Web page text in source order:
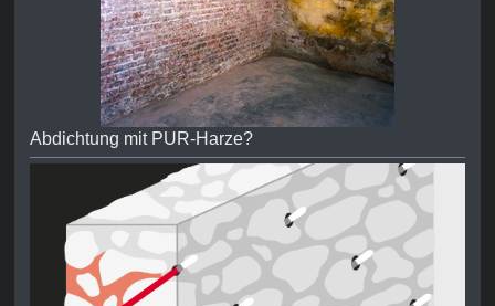
Abdichtung mit PUR-Harze?